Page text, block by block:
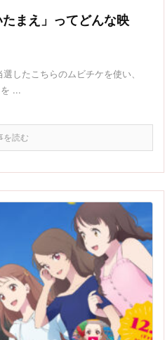
まえ」ってどんな映
したこちらのムビチケを使い、
...
を読む